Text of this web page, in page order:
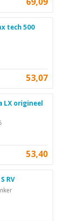
tech 500
53,07
LX origineel
53,40
RV